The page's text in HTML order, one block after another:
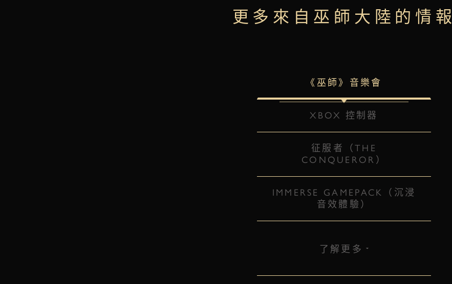
更多來自巫師大陸的情報
《巫師》音樂會
XBOX 控制器
征服者（THE
CONQUEROR）
IMMERSE GAMEPACK（沉浸
音效體驗）
了解更多